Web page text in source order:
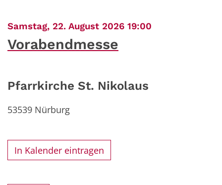
Samstag, 22. August 2026 19:00
Vorabendmesse
Pfarrkirche St. Nikolaus
53539 Nürburg
In Kalender eintragen